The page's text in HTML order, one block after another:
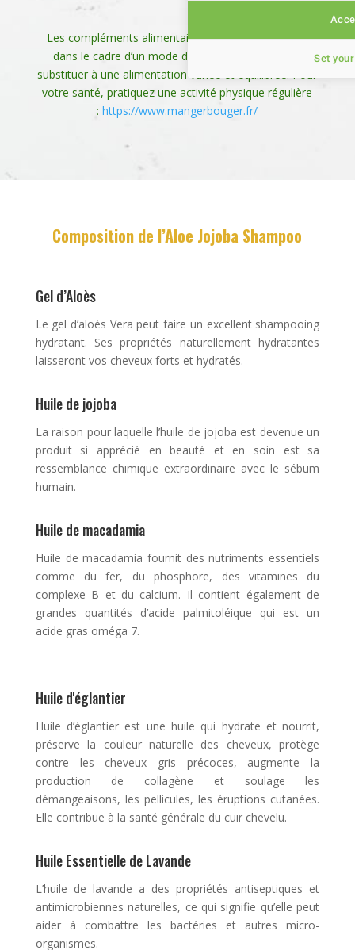
Les compléments alimentaires doivent être utilisés
dans le cadre d’un mode de vie sain et ne pas se
substituer à une alimentation variée et équilibrée. Pour
votre santé, pratiquez une activité physique régulière
:https://www.mangerbouger.fr/
Composition de l’Aloe Jojoba Shampoo
Gel d’Aloès
Le gel d’aloès Vera peut faire un excellent shampooing
hydratant. Ses propriétés naturellement hydratantes
laisseront vos cheveux forts et hydratés.
Huile de jojoba
La raison pour laquelle l’huile de jojoba est devenue un
produit si apprécié en beauté et en soin est sa
ressemblance chimique extraordinaire avec le sébum
humain.
Huile de macadamia
Huile de macadamia fournit des nutriments essentiels
comme du fer, du phosphore, des vitamines du
complexe B et du calcium. Il contient également de
grandes quantités d’acide palmitoléique qui est un
acide gras oméga 7.
Huile d'églantier
Huile d’églantier est une huile qui hydrate et nourrit,
préserve la couleur naturelle des cheveux, protège
contre les cheveux gris précoces, augmente la
production de collagène et soulage les
démangeaisons, les pellicules, les éruptions cutanées.
Elle contribue à la santé générale du cuir chevelu.
Huile Essentielle de Lavande
L’huile de lavande a des propriétés antiseptiques et
antimicrobiennes naturelles, ce qui signifie qu’elle peut
aider à combattre les bactéries et autres micro-
organismes.
Set